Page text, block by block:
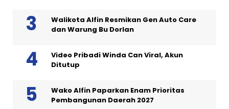
Walikota Alfin Resmikan Gen Auto Care
dan Warung Bu Dorlan
Video Pribadi Winda Can Viral, Akun
Ditutup
Wako Alfin Paparkan Enam Prioritas
Pembangunan Daerah 2027